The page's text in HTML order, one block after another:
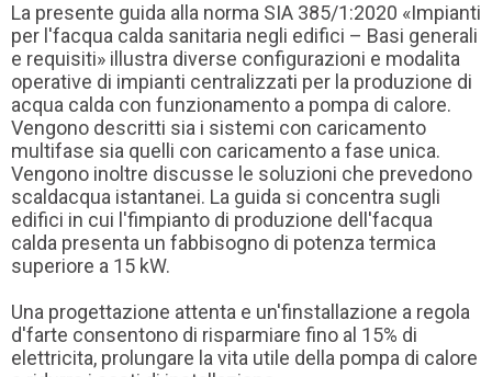
La presente guida alla norma SIA 385/1:2020 «Impianti
per l'facqua calda sanitaria negli edifici – Basi generali
e requisiti» illustra diverse configurazioni e modalita
operative di impianti centralizzati per la produzione di
acqua calda con funzionamento a pompa di calore.
Vengono descritti sia i sistemi con caricamento
multifase sia quelli con caricamento a fase unica.
Vengono inoltre discusse le soluzioni che prevedono
scaldacqua istantanei. La guida si concentra sugli
edifici in cui l'fimpianto di produzione dell'facqua
calda presenta un fabbisogno di potenza termica
superiore a 15 kW.
Una progettazione attenta e un'finstallazione a regola
d'farte consentono di risparmiare fino al 15% di
elettricita, prolungare la vita utile della pompa di calore